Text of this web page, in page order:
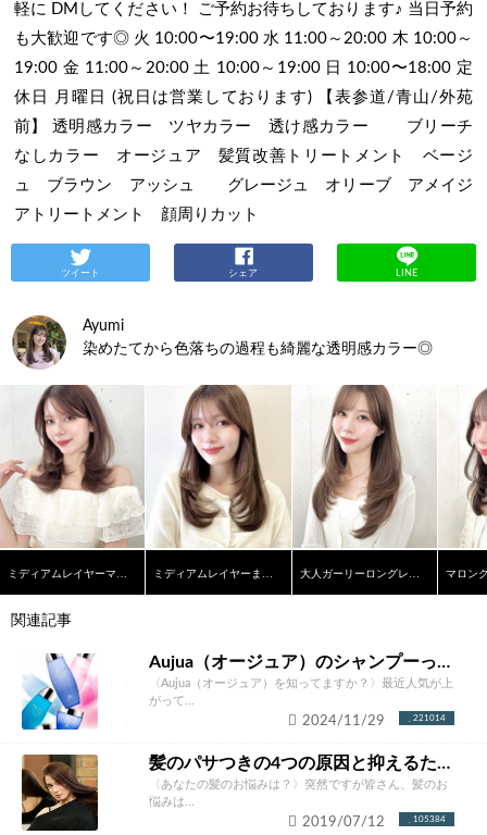
軽に DMしてください！ ご予約お待ちしております♪ 当日予約
も大歓迎です◎ 火 10:00〜19:00 水 11:00～20:00 木 10:00～
19:00 金 11:00～20:00 土 10:00～19:00 日 10:00〜18:00 定
休日 月曜日 (祝日は営業しております) 【表参道/青山/外苑
前】 透明感カラー ツヤカラー 透け感カラー ブリーチ
なしカラー オージュア 髪質改善トリートメント ベージ
ュ ブラウン アッシュ グレージュ オリーブ アメイジ
アトリートメント 顔周りカット
ツイート シェア LINE
Ayumi
染めたてから色落ちの過程も綺麗な透明感カラー◎
ミディアムレイヤーマロンブラウン ミディアムレイヤーまろやかベージュ 大人ガーリーロングレイヤー
関連記事
Aujua（オージュア）のシャンプーって本当にいいの？ソムリエが徹底解説！
〈Aujua（オージュア）を知ってますか？〉最近人気が上
がって...
221014
2024/11/29
髪のパサつきの4つの原因と抑えるための改善方法とは？あなたにあったケア方法をご紹介！
〈あなたの髪のお悩みは？〉突然ですが皆さん、髪のお
悩みは...
105384
2019/07/12